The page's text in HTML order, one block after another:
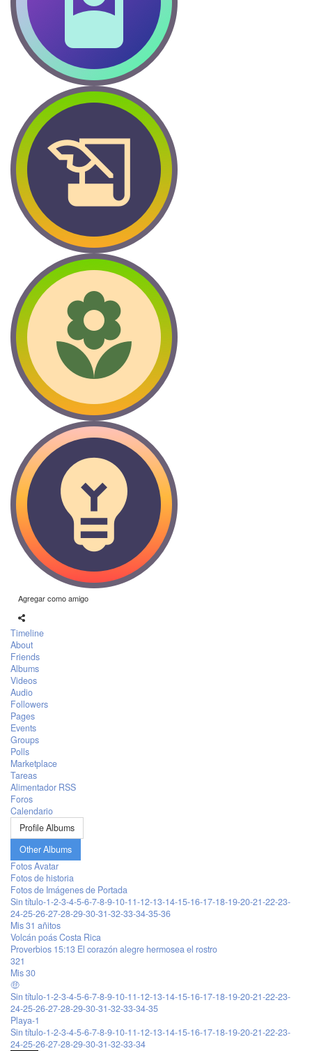
Agregar como amigo
Timeline
About
Friends
Albums
Videos
Audio
Followers
Pages
Events
Groups
Polls
Marketplace
Tareas
Alimentador RSS
Foros
Calendario
Profile Albums
Other Albums
Fotos Avatar
Fotos de historia
Fotos de Imágenes de Portada
Sin título-1-2-3-4-5-6-7-8-9-10-11-12-13-14-15-16-17-18-19-20-21-22-23-
24-25-26-27-28-29-30-31-32-33-34-35-36
Mis 31 añitos
Volcán poás Costa Rica
Proverbios 15:13 El corazón alegre hermosea el rostro
321
Mis 30
🤑
Sin título-1-2-3-4-5-6-7-8-9-10-11-12-13-14-15-16-17-18-19-20-21-22-23-
24-25-26-27-28-29-30-31-32-33-34-35
Playa-1
Sin título-1-2-3-4-5-6-7-8-9-10-11-12-13-14-15-16-17-18-19-20-21-22-23-
24-25-26-27-28-29-30-31-32-33-34